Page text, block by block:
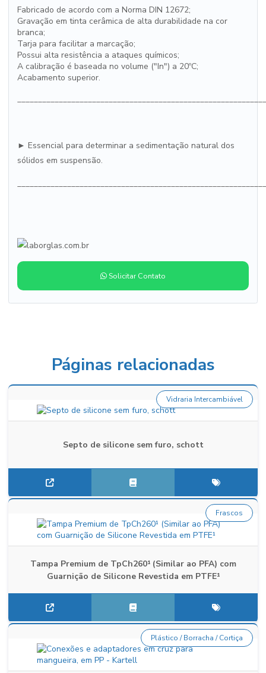
Fabricado de acordo com a Norma DIN 12672;
Gravação em tinta cerâmica de alta durabilidade na cor
branca;
Tarja para facilitar a marcação;
Possui alta resistência a ataques químicos;
A calibração é baseada no volume ("In") a 20ºC;
Acabamento superior.
► Essencial para determinar a sedimentação natural dos
sólidos em suspensão.
Solicitar Contato
Páginas relacionadas
Septo de silicone sem furo, schott
Vidraria Intercambiável
Tampa Premium de TpCh260¹ (Similar ao PFA) com
Guarnição de Silicone Revestida em PTFE¹
Frascos
Plástico / Borracha / Cortiça